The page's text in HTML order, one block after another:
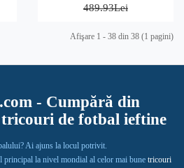
489.93Lei
Afişare 1 - 38 din 38 (1 pagini)
- Cumpără din
tricouri de fotbal ieftine
Ai ajuns la locul potrivit.
la nivel mondial al celor mai bune tricouri